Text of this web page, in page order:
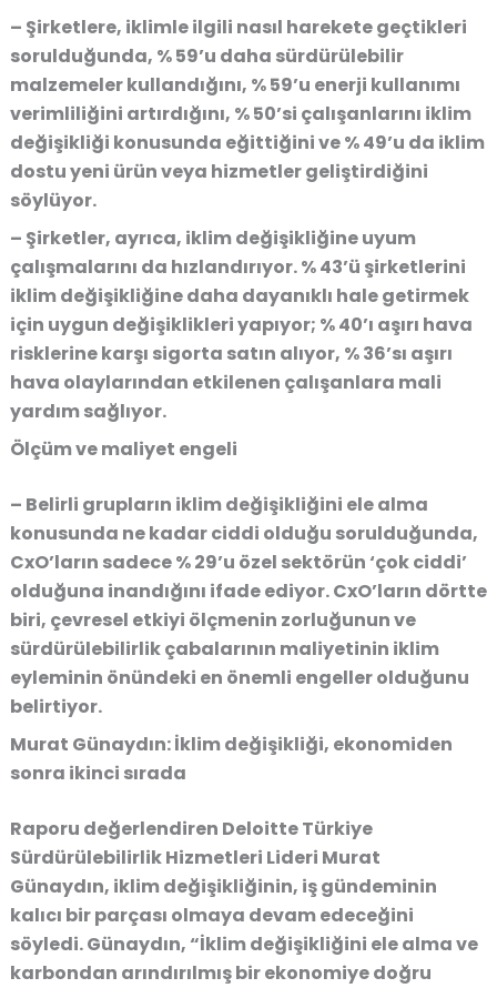
– Şirketlere, iklimle ilgili nasıl harekete geçtikleri
sorulduğunda, % 59’u daha sürdürülebilir
malzemeler kullandığını, % 59’u enerji kullanımı
verimliliğini artırdığını, % 50’si çalışanlarını iklim
değişikliği konusunda eğittiğini ve % 49’u da iklim
dostu yeni ürün veya hizmetler geliştirdiğini
söylüyor.
– Şirketler, ayrıca, iklim değişikliğine uyum
çalışmalarını da hızlandırıyor. % 43’ü şirketlerini
iklim değişikliğine daha dayanıklı hale getirmek
için uygun değişiklikleri yapıyor; % 40’ı aşırı hava
risklerine karşı sigorta satın alıyor, % 36’sı aşırı
hava olaylarından etkilenen çalışanlara mali
yardım sağlıyor.
Ölçüm ve maliyet engeli
– Belirli grupların iklim değişikliğini ele alma
konusunda ne kadar ciddi olduğu sorulduğunda,
CxO’ların sadece % 29’u özel sektörün ‘çok ciddi’
olduğuna inandığını ifade ediyor. CxO’ların dörtte
biri, çevresel etkiyi ölçmenin zorluğunun ve
sürdürülebilirlik çabalarının maliyetinin iklim
eyleminin önündeki en önemli engeller olduğunu
belirtiyor.
Murat Günaydın: İklim değişikliği, ekonomiden
sonra ikinci sırada
Raporu değerlendiren Deloitte Türkiye
Sürdürülebilirlik Hizmetleri Lideri Murat
Günaydın, iklim değişikliğinin, iş gündeminin
kalıcı bir parçası olmaya devam edeceğini
söyledi.Günaydın, “İklim değişikliğini ele alma ve
karbondan arındırılmış bir ekonomiye doğru